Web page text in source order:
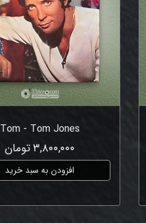
Tom - Tom Jones
۳,۸۰۰,۰۰۰ تومان
افزودن به سبد خرید